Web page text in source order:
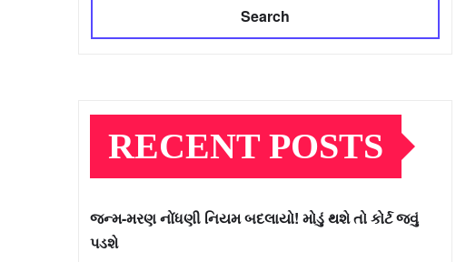
Search
RECENT POSTS
જન્મ-મરણ નોંધણી નિયમ બદલાયો! મોડું થશે તો કોર્ટ જવું
પડશે